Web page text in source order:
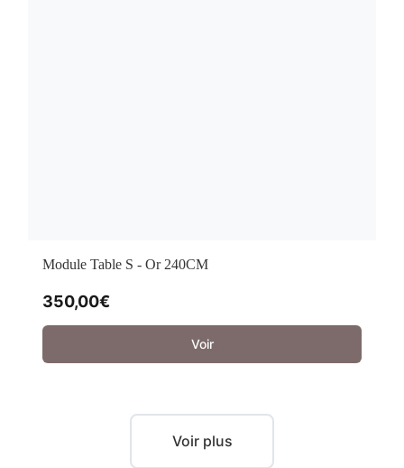
Module Table S - Or 240CM
350,00€
Voir
Voir plus